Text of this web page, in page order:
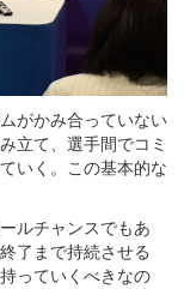
がかみ合っていない
立て、選手間でコミ
いく。この基本的な
ルチャンスでもあ
了まで持続させる
っていくべきなの